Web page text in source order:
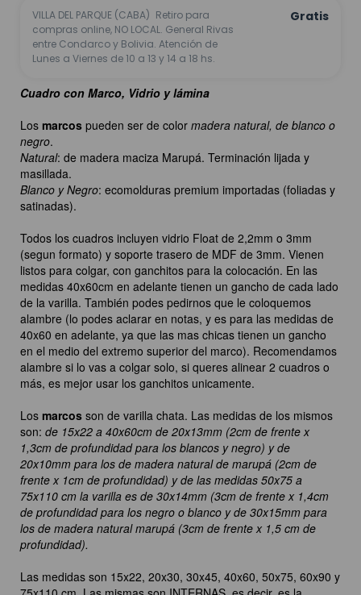
VILLA DEL PARQUE (CABA) Retiro para
compras online, NO LOCAL. General Rivas
entre Condarco y Bolivia. Atención de
Lunes a Viernes de 10 a 13 y 14 a 18 hs.
Gratis
Cuadro con Marco, Vidrio y lámina
Los marcos pueden ser de color madera natural, de blanco o
negro.
Natural: de madera maciza Marupá. Terminación lijada y
masillada.
Blanco y Negro: ecomolduras premium importadas (foliadas y
satinadas).
Todos los cuadros incluyen vidrio Float de 2,2mm o 3mm
(segun formato) y soporte trasero de MDF de 3mm. Vienen
listos para colgar, con ganchitos para la colocación. En las
medidas 40x60cm en adelante tienen un gancho de cada lado
de la varilla. También podes pedirnos que le coloquemos
alambre (lo podes aclarar en notas, y es para las medidas de
40x60 en adelante, ya que las mas chicas tienen un gancho
en el medio del extremo superior del marco). Recomendamos
alambre si lo vas a colgar solo, si queres alinear 2 cuadros o
más, es mejor usar los ganchitos unicamente.
Los marcos son de varilla chata. Las medidas de los mismos
son: de 15x22 a 40x60cm de 20x13mm (2cm de frente x
1,3cm de profundidad para los blancos y negro) y de
20x10mm para los de madera natural de marupá (2cm de
frente x 1cm de profundidad) y de las medidas 50x75 a
75x110 cm la varilla es de 30x14mm (3cm de frente x 1,4cm
de profundidad para los negro o blanco y de 30x15mm para
los de madera natural marupá (3cm de frente x 1,5 cm de
profundidad).
Las medidas son 15x22, 20x30, 30x45, 40x60, 50x75, 60x90 y